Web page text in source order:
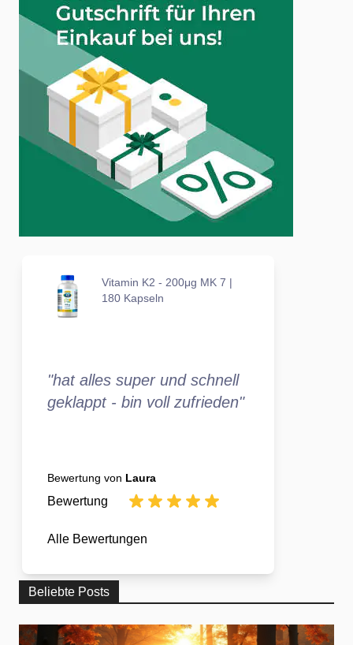
Vitamin K2 - 200μg MK 7 |
180 Kapseln
"hat alles super und schnell
geklappt - bin voll zufrieden"
Bewertung von Laura
Bewertung
Alle Bewertungen
Beliebte Posts